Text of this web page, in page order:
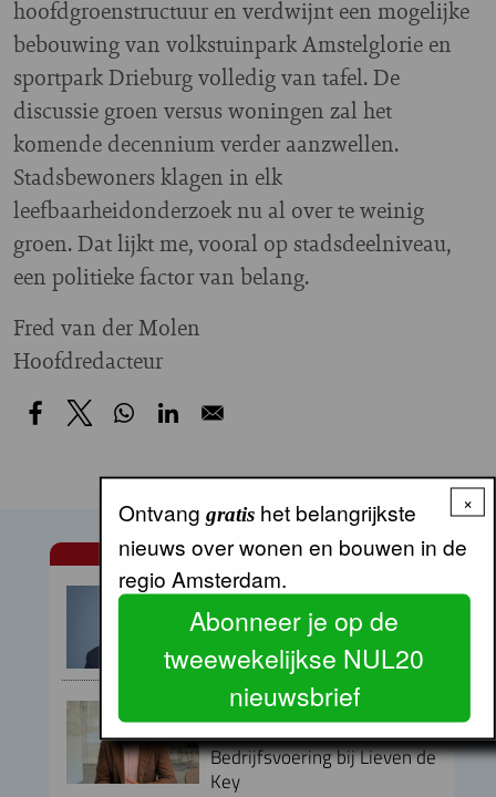
hoofdgroenstructuur en verdwijnt een mogelijke
bebouwing van volkstuinpark Amstelglorie en
sportpark Drieburg volledig van tafel. De
discussie groen versus woningen zal het
komende decennium verder aanzwellen.
Stadsbewoners klagen in elk
leefbaarheidonderzoek nu al over te weinig
groen. Dat lijkt me, vooral op stadsdeelniveau,
een politieke factor van belang.
Fred van der Molen
Hoofdredacteur
NUL20 NIEUWS
Armand van de Laar per 1
september aangesteld als
secretaris-directeur MRA
Peter Kranenburg nieuwe
directeur Financiën en
Bedrijfsvoering bij Lieven de
Key
×
Ontvang gratishet belangrijkste
nieuws over wonen en bouwen in de
regio Amsterdam.
Abonneer je op de
tweewekelijkse NUL20
nieuwsbrief